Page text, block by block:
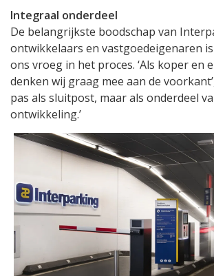
Integraal onderdeel
De belangrijkste boodschap van
ontwikkelaars en vastgoedeigenaren
ons vroeg in het proces. ‘Als koper en
denken wij graag mee aan de
pas als sluitpost, maar als onderdeel
ontwikkeling.’